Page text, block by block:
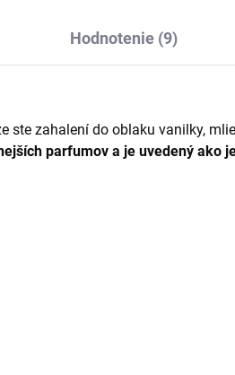
Hodnotenie (9)
ste zahalení do oblaku vanilky,
parfumov a je uvedený ako